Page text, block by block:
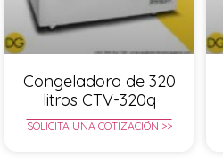
Congeladora de 320
litros CTV-320q
SOLICITA UNA COTIZACIÓN >>